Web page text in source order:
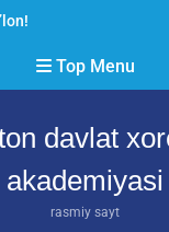
bo‘lib o‘tdi
ILMIY-
Top Menu
davlat
akademiyasi
rasmiy sayt